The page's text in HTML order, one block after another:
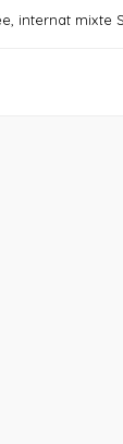
internat mixte